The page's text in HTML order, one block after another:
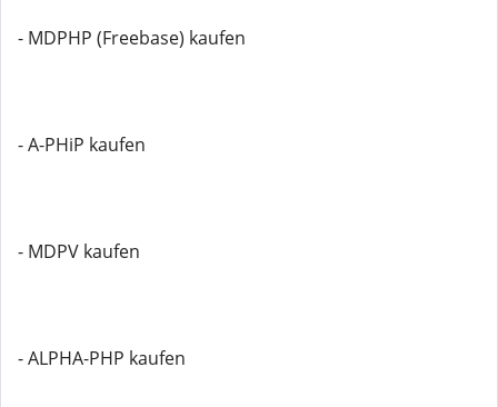
- MDPHP (Freebase) kaufen
- A-PHiP kaufen
- MDPV kaufen
- ALPHA-PHP kaufen